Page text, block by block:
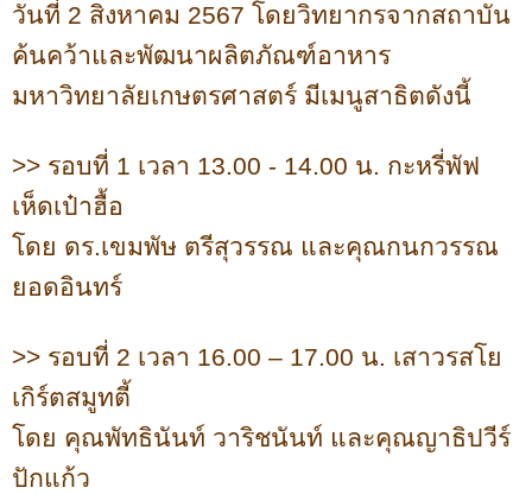
วันที่ 2 สิงหาคม 2567 โดยวิทยากรจากสถาบัน
ค้นคว้าและพัฒนาผลิตภัณฑ์อาหาร
มหาวิทยาลัยเกษตรศาสตร์ มีเมนูสาธิตดังนี้
>> รอบที่ 1 เวลา 13.00 - 14.00 น. กะหรี่พัฟ
เห็ดเป๋าฮื้อ
โดย ดร.เขมพัษ ตรีสุวรรณ และคุณกนกวรรณ
ยอดอินทร์
>> รอบที่ 2 เวลา 16.00 – 17.00 น. เสาวรสโย
เกิร์ตสมูทตี้
โดย คุณพัทธินันท์ วาริชนันท์ และคุณญาธิปวีร์
ปักแก้ว